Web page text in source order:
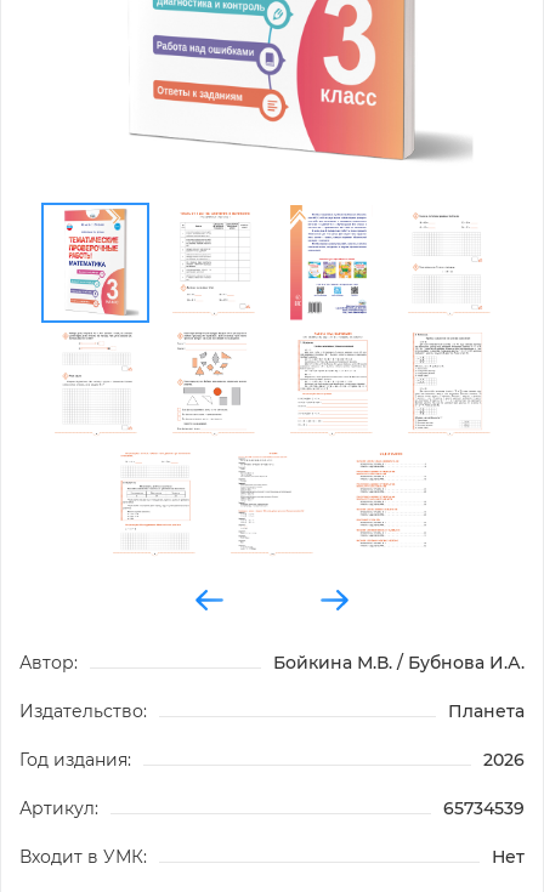
Автор: Бойкина М.В. / Бубнова И.А.
Издательство: Планета
Год издания: 2026
Артикул: 65734539
Входит в УМК: Нет